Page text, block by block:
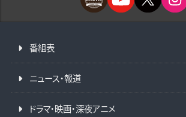
番組表
ニュース・報道
ドラマ・映画・深夜アニメ